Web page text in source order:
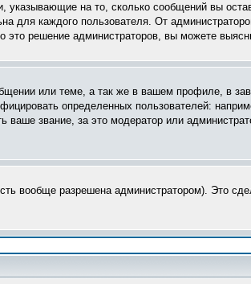
указывающие на то, сколько сообщений вы
для каждого пользователя. От
решение администраторов, вы можете
или теме, а так же в вашем профиле, в
определенных пользователей:
звание, за это модератор или
вообще разрешена администратором). Это